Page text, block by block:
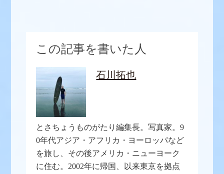
この記事を書いた人
石川拓也
とさちょうものがたり編集長。写真家。9
0年代アジア・アフリカ・ヨーロッパなど
を旅し、その後アメリカ・ニューヨーク
に住む。2002年に帰国、以来東京を拠点